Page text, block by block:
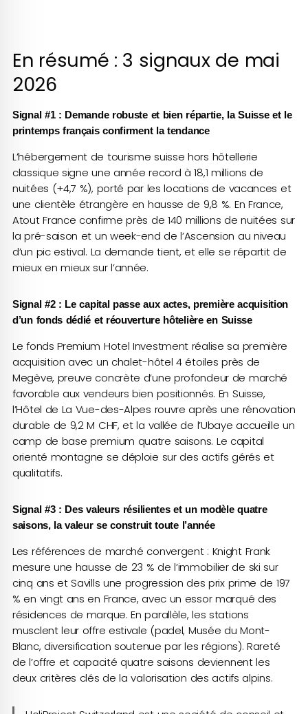
En résumé : 3 signaux de mai
2026
Signal #1 : Demande robuste et bien répartie, la Suisse et le
printemps français confirment la tendance
L’hébergement de tourisme suisse hors hôtellerie
classique signe une année record à 18,1 millions de
nuitées (+4,7 %), porté par les locations de vacances et
une clientèle étrangère en hausse de 9,8 %. En France,
Atout France confirme près de 140 millions de nuitées sur
la pré-saison et un week-end de l’Ascension au niveau
d’un pic estival. La demande tient, et elle se répartit de
mieux en mieux sur l’année.
Signal #2 : Le capital passe aux actes, première acquisition
d’un fonds dédié et réouverture hôtelière en Suisse
Le fonds Premium Hotel Investment réalise sa première
acquisition avec un chalet-hôtel 4 étoiles près de
Megève, preuve concrète d’une profondeur de marché
favorable aux vendeurs bien positionnés. En Suisse,
l’Hôtel de La Vue-des-Alpes rouvre après une rénovation
durable de 9,2 M CHF, et la vallée de l’Ubaye accueille un
camp de base premium quatre saisons. Le capital
orienté montagne se déploie sur des actifs gérés et
qualitatifs.
Signal #3 : Des valeurs résilientes et un modèle quatre
saisons, la valeur se construit toute l’année
Les références de marché convergent : Knight Frank
mesure une hausse de 23 % de l’immobilier de ski sur
cinq ans et Savills une progression des prix prime de 197
% en vingt ans en France, avec un essor marqué des
résidences de marque. En parallèle, les stations
musclent leur offre estivale (padel, Musée du Mont-
Blanc, diversification soutenue par les régions). Rareté
de l’offre et capacité quatre saisons deviennent les
deux critères clés de la valorisation des actifs alpins.